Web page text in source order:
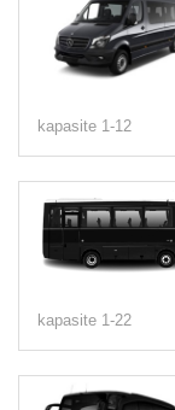
kapasite 1-12
kapasite 1-22